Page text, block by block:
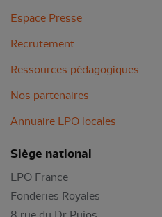
Espace Presse
Recrutement
Ressources pédagogiques
Nos partenaires
Annuaire LPO locales
Siège national
LPO France
Fonderies Royales